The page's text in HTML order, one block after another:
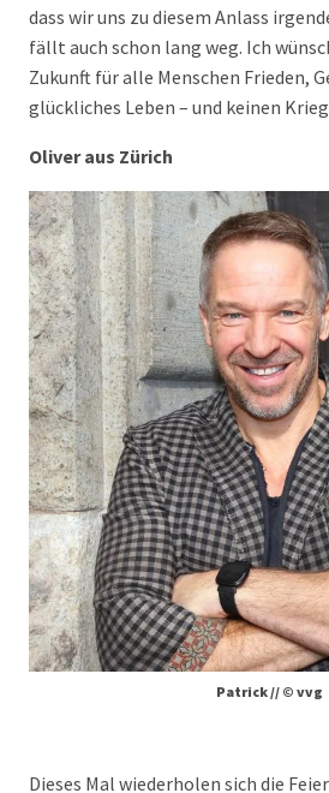
dass wir uns zu diesem Anlass
fällt auch schon lang weg. Ich
Zukunft für alle Menschen Frieden,
glückliches Leben – und keinen
Oliver aus Zürich
Patrick // © vvg
Dieses Mal wiederholen sich die